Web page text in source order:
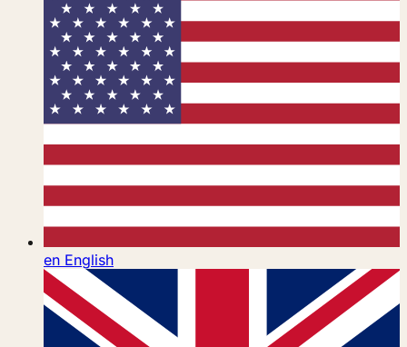
en English